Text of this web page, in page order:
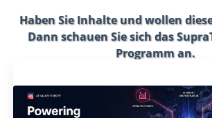
Haben Sie Inhalte und wollen
Dann schauen Sie sich das
Programman.